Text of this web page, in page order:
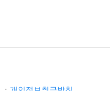
ㆍ 개인정보취급방침